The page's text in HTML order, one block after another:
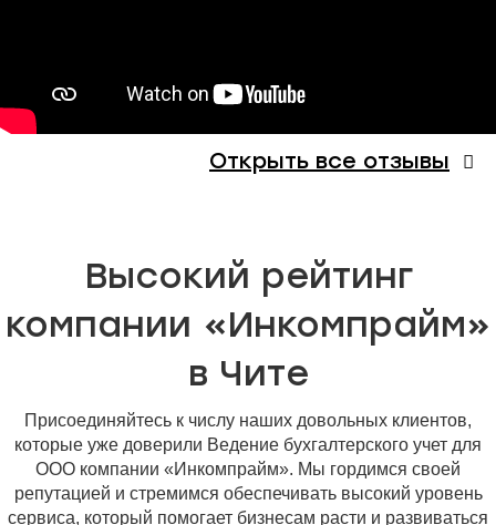
Открыть все отзывы
Высокий рейтинг
компании «Инкомпрайм»
в Чите
Присоединяйтесь к числу наших довольных клиентов,
которые уже доверили Ведение бухгалтерского учет для
ООО компании «Инкомпрайм». Мы гордимся своей
репутацией и стремимся обеспечивать высокий уровень
сервиса, который помогает бизнесам расти и развиваться